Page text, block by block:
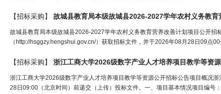
【招标采购】 故城县教育局本级故城县2026-2027学年农村义务教
故城县教育局本级故城县2026-2027学年农村义务教育营养改善计划项目公开
（http://hsggzy.hengshui.gov.cn/）获取招标文件，并于2026年08月28日09点
【招标采购】 浙江工商大学2026级数字产业人才培养项目教学等资
浙江工商大学2026级数字产业人才培养项目教学等资源公开招标公告项目概况
28日09:00（北京时间）前递交（上传）投标文件。一、项目基本情况项目编号